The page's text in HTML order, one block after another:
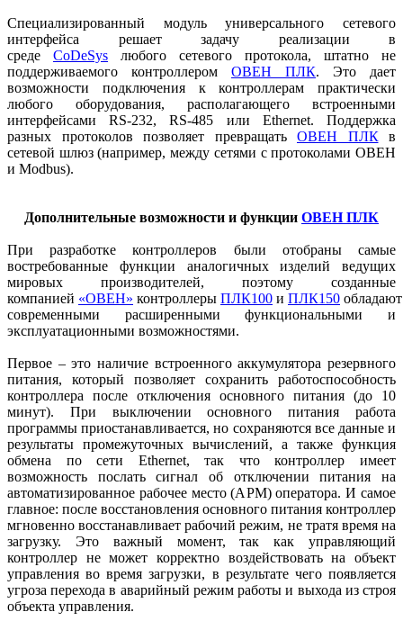
Специализированный модуль универсального сетевого
интерфейса решает задачу реализации в
среде CoDeSys любого сетевого протокола, штатно не
поддерживаемого контроллером ОВЕН ПЛК. Это дает
возможности подключения к контроллерам практически
любого оборудования, располагающего встроенными
интерфейсами RS-232, RS-485 или Ethernet. Поддержка
разных протоколов позволяет превращать ОВЕН ПЛКв
сетевой шлюз (например, между сетями с протоколами ОВЕН
и Modbus).
Дополнительные возможности и функции ОВЕН ПЛК
При разработке контроллеров были отобраны самые
востребованные функции аналогичных изделий ведущих
мировых производителей, поэтому созданные
компанией «ОВЕН» контроллеры ПЛК100 и ПЛК150 обладают
современными расширенными функциональными и
эксплуатационными возможностями.
Первое – это наличие встроенного аккумулятора резервного
питания, который позволяет сохранить работоспособность
контроллера после отключения основного питания (до 10
минут). При выключении основного питания работа
программы приостанавливается, но сохраняются все данные и
результаты промежуточных вычислений, а также функция
обмена по сети Ethernet, так что контроллер имеет
возможность послать сигнал об отключении питания на
автоматизированное рабочее место (АРМ) оператора. И самое
главное: после восстановления основного питания контроллер
мгновенно восстанавливает рабочий режим, не тратя время на
загрузку. Это важный момент, так как управляющий
контроллер не может корректно воздействовать на объект
управления во время загрузки, в результате чего появляется
угроза перехода в аварийный режим работы и выхода из строя
объекта управления.